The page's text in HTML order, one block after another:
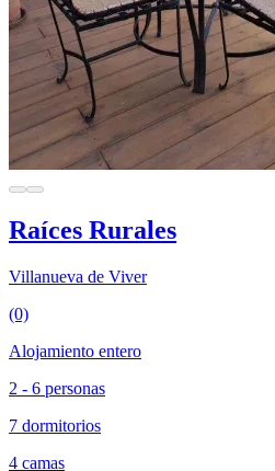
Raíces Rurales
Villanueva de Viver
(0)
Alojamiento entero
2 - 6 personas
7 dormitorios
4 camas